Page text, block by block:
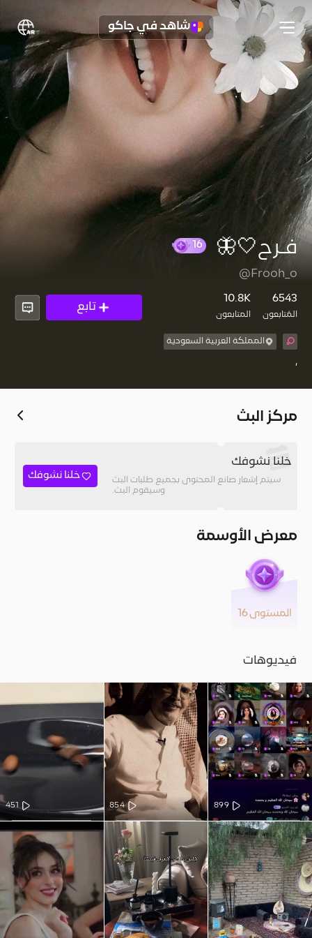
شاهد في جاكو
فـرح🤍🦋
@Frooh_o
6543
المُتابعون
10.8K
المتابعون
تابع
المملكة العربية السعودية
،
مركز البث
خلنا نشوفك
سيتم إشعار صانع المحتوى بجميع طلبات البث
وسيقوم البث.
خلنا نشوفك
معرض الأوسمة
المستوى 16
فيديوهات
899
854
451